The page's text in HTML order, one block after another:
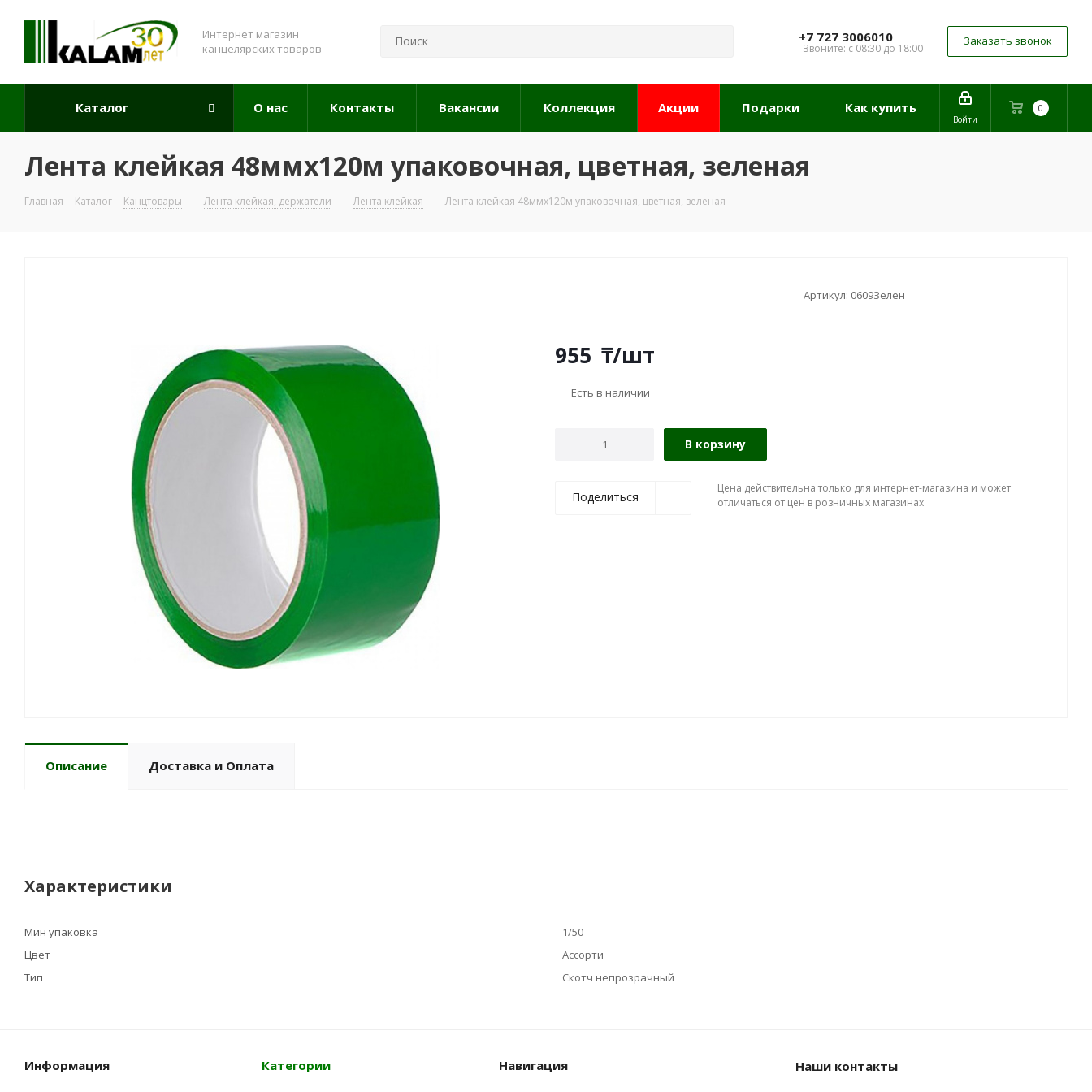
Интернет магазин
канцелярских товаров
+7 727 3006010
Звоните: с 08:30 до 18:00
Заказать звонок
0
Войти
Каталог О нас Контакты Вакансии Коллекция Акции Подарки Как купить
Лента клейкая 48ммх120м упаковочная, цветная, зеленая
Главная - Каталог - Канцтовары - Лента клейкая, держатели - Лента клейкая - Лента клейкая 48ммх120м упаковочная, цветная, зеленая
Артикул: 0609Зелен
955 ₸/шт
Есть в наличии
В корзину
Поделиться
Цена действительна только для интернет-магазина и может
отличаться от цен в розничных магазинах
Описание Доставка и Оплата
Характеристики
Мин упаковка
1/50
Цвет
Ассорти
Тип
Скотч непрозрачный
Информация Категории Навигация Наши контакты